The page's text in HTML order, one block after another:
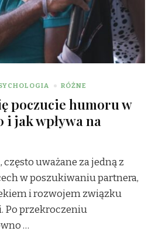
RÓŻNE
poczucie humoru w
i jak wpływa na
uważane za jedną z
w poszukiwaniu partnera,
i rozwojem związku
Po przekroczeniu
…